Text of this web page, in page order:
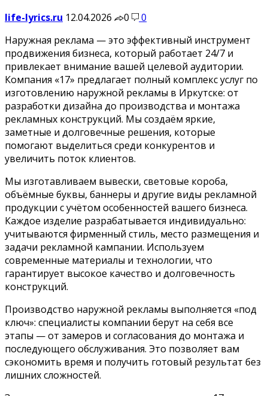
life-lyrics.ru 12.04.2026 0
0
Наружная реклама — это эффективный инструмент
продвижения бизнеса, который работает 24/7 и
привлекает внимание вашей целевой аудитории.
Компания «17» предлагает полный комплекс услуг по
изготовлению наружной рекламы в Иркутске: от
разработки дизайна до производства и монтажа
рекламных конструкций. Мы создаём яркие,
заметные и долговечные решения, которые
помогают выделиться среди конкурентов и
увеличить поток клиентов.
Мы изготавливаем вывески, световые короба,
объёмные буквы, баннеры и другие виды рекламной
продукции с учётом особенностей вашего бизнеса.
Каждое изделие разрабатывается индивидуально:
учитываются фирменный стиль, место размещения и
задачи рекламной кампании. Используем
современные материалы и технологии, что
гарантирует высокое качество и долговечность
конструкций.
Производство наружной рекламы выполняется «под
ключ»: специалисты компании берут на себя все
этапы — от замеров и согласования до монтажа и
последующего обслуживания. Это позволяет вам
сэкономить время и получить готовый результат без
лишних сложностей.